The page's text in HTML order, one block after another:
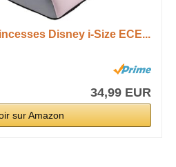
Disney i-Size ECE...
34,99 EUR
sur Amazon